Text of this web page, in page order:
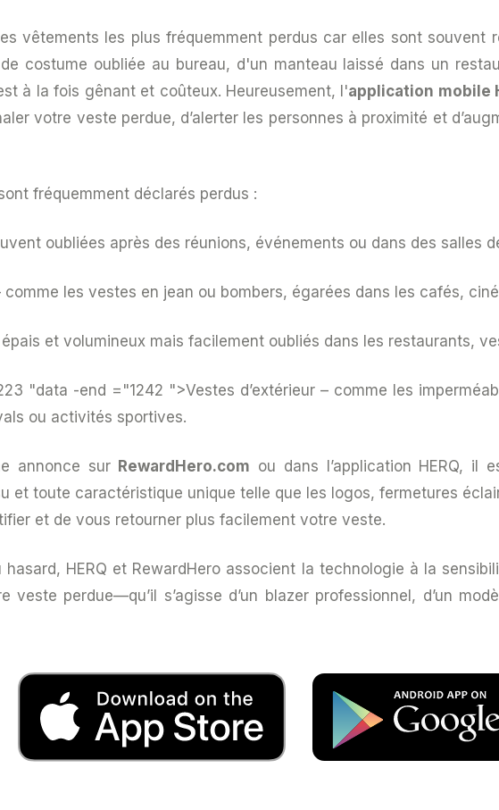
vêtements les plus fréquemment perdus car elles sont souvent
costume oubliée au bureau, d'un manteau laissé dans un
à la fois gênant et coûteux. Heureusement, l'application mobile
votre veste perdue, d’alerter les personnes à proximité et
fréquemment déclarés perdus :
oubliées après des réunions, événements ou dans des salles
comme les vestes en jean ou bombers, égarées dans les cafés,
et volumineux mais facilement oubliés dans les restaurants,
"data -end ="1242 ">Vestes d’extérieur – comme les
ou activités sportives.
annonce sur RewardHero.com ou dans l’application HERQ, il
et toute caractéristique unique telle que les logos, fermetures
et de vous retourner plus facilement votre veste.
HERQ et RewardHero associent la technologie à la
veste perdue—qu’il s’agisse d’un blazer professionnel, d’un